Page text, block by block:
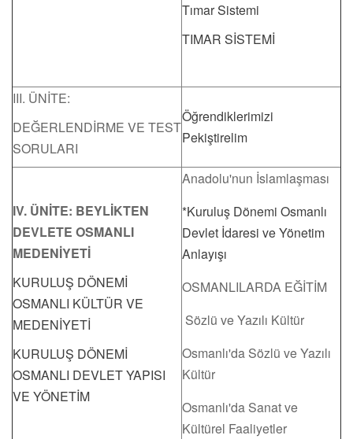
Tımar Sistemi
TIMAR SİSTEMİ
III. ÜNİTE:
DEĞERLENDİRME VE TEST
SORULARI
Öğrendiklerimizi
Pekiştirelim
IV. ÜNİTE: BEYLİKTEN
DEVLETE OSMANLI
MEDENİYETİ
KURULUŞ DÖNEMİ
OSMANLI KÜLTÜR VE
MEDENİYETİ
KURULUŞ DÖNEMİ
OSMANLI DEVLET YAPISI
VE YÖNETİM
Anadolu'nun İslamlaşması
*Kuruluş Dönemi Osmanlı
Devlet İdaresi ve Yönetim
Anlayışı
OSMANLILARDA EĞİTİM
Sözlü ve Yazılı Kültür
Osmanlı'da Sözlü ve Yazılı
Kültür
Osmanlı'da Sanat ve
Kültürel Faaliyetler